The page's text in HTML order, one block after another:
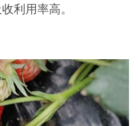
利用率高。